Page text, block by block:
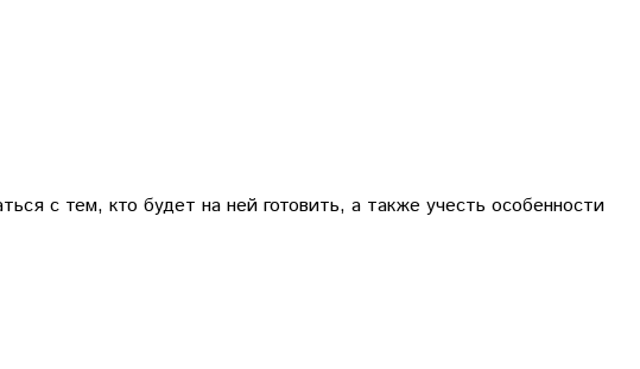
с тем, кто будет на ней готовить, а также учесть особенности